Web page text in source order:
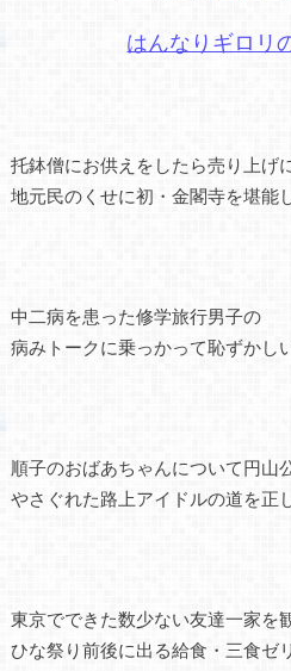
はんなりギロリ
托鉢僧にお供えをしたら売り上げ
地元民のくせに初・金閣寺を堪能
中二病を患った修学旅行男子の
病みトークに乗っかって恥ずかし
順子のおばあちゃんについて円山
やさぐれた路上アイドルの道を正
東京でできた数少ない友達一家を
ひな祭り前後に出る給食・三食ゼ